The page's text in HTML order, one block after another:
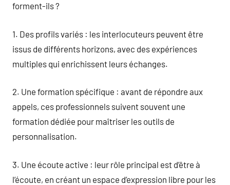
forment-ils ?
1. Des profils variés : les interlocuteurs peuvent être
issus de différents horizons, avec des expériences
multiples qui enrichissent leurs échanges.
2. Une formation spécifique : avant de répondre aux
appels, ces professionnels suivent souvent une
formation dédiée pour maîtriser les outils de
personnalisation.
3. Une écoute active : leur rôle principal est d’être à
l’écoute, en créant un espace d’expression libre pour les